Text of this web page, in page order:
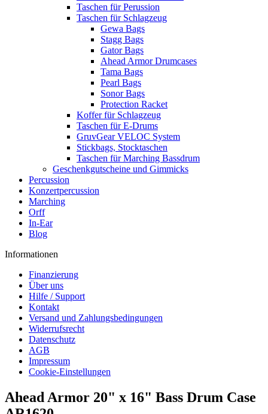
Taschen für Perussion
Taschen für Schlagzeug
Gewa Bags
Stagg Bags
Gator Bags
Ahead Armor Drumcases
Tama Bags
Pearl Bags
Sonor Bags
Protection Racket
Koffer für Schlagzeug
Taschen für E-Drums
GruvGear VELOC System
Stickbags, Stocktaschen
Taschen für Marching Bassdrum
Geschenkgutscheine und Gimmicks
Percussion
Konzertpercussion
Marching
Orff
In-Ear
Blog
Informationen
Finanzierung
Über uns
Hilfe / Support
Kontakt
Versand und Zahlungsbedingungen
Widerrufsrecht
Datenschutz
AGB
Impressum
Cookie-Einstellungen
Ahead Armor 20" x 16" Bass Drum Case